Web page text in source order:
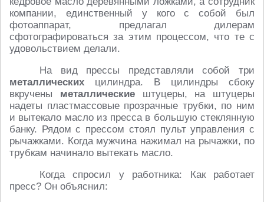
компании, единственный у кого с собой был
фотоаппарат, предлагал дилерам
сфотографироваться за этим процессом, что те с
удовольствием делали.
На вид прессы представляли собой три
металлических цилиндра. В цилиндры сбоку
вкручены металлическиештуцеры, на штуцеры
надеты пластмассовые прозрачные трубки, по ним
и вытекало масло из пресса в большую стеклянную
банку. Рядом с прессом стоял пульт управления с
рычажками. Когда мужчина нажимал на рычажки, по
трубкам начинало вытекать масло.
Когда спросил у работника: Как работает
пресс? Он объяснил: